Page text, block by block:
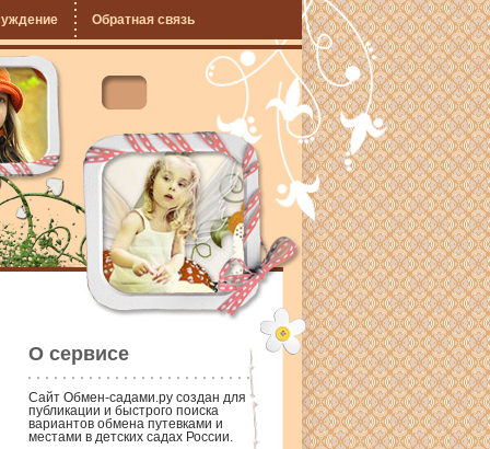
Обратная связь
О сервисе
Сайт Обмен-садами.ру создан для
публикации и быстрого поиска
вариантов обмена путевками и
местами в детских садах России.